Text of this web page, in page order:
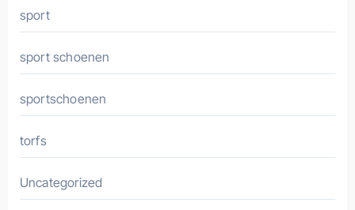
sport
sport schoenen
sportschoenen
torfs
Uncategorized